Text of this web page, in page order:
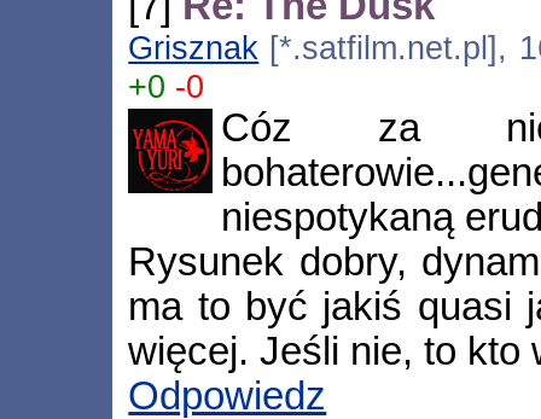
Grisznak [*.satfilm.net.pl],
+0 -0
Cóz za
niespotykaną
Rysunek dobry,
ma to być jakiś quasi
więcej. Jeśli nie, to kto
Odpowiedz